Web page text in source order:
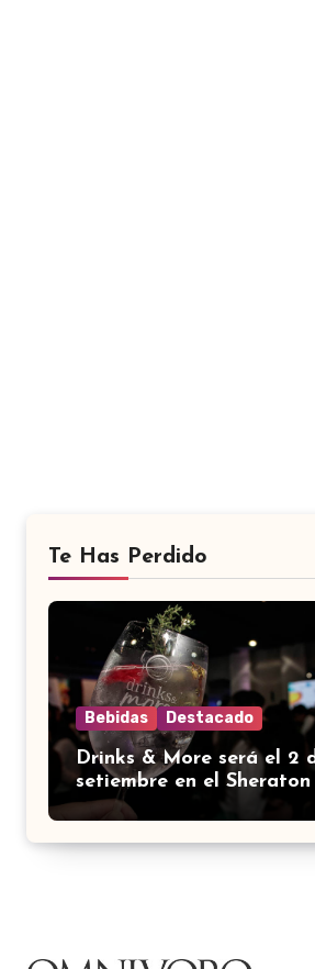
Te Has Perdido
Bebidas Destacado
Drinks & More será el 2
setiembre en el Sheraton